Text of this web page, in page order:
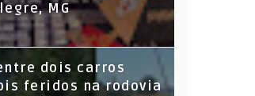
MG
dois carros
feridos na rodovia